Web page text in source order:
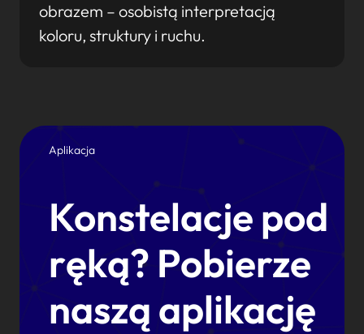
obrazem – osobistą interpretacją
koloru, struktury i ruchu.
Aplikacja
Konstelacje pod
ręką? Pobierze
naszą aplikację